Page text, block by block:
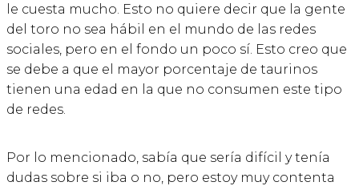
le cuesta mucho. Esto no quiere decir que la gente
del toro no sea hábil en el mundo de las redes
sociales, pero en el fondo un poco sí. Esto creo que
se debe a que el mayor porcentaje de taurinos
tienen una edad en la que no consumen este tipo
de redes.
Por lo mencionado, sabía que sería difícil y tenía
dudas sobre si iba o no, pero estoy muy contenta